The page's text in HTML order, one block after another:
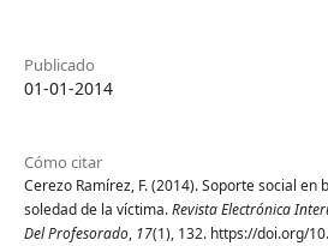
Publicado
01-01-2014
Cómo citar
Cerezo Ramírez, F. (2014). Soporte social en
soledad de la víctima.Revista Electrónica
Del Profesorado, 17(1), 132. https://doi.org/